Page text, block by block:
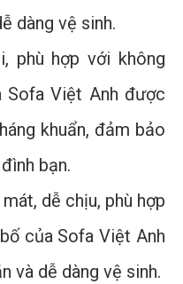
dàng vệ sinh.
phù hợp với không
Sofa Việt Anh được
khuẩn, đảm bảo
bạn.
dễ chịu, phù hợp
của Sofa Việt Anh
và dễ dàng vệ sinh.